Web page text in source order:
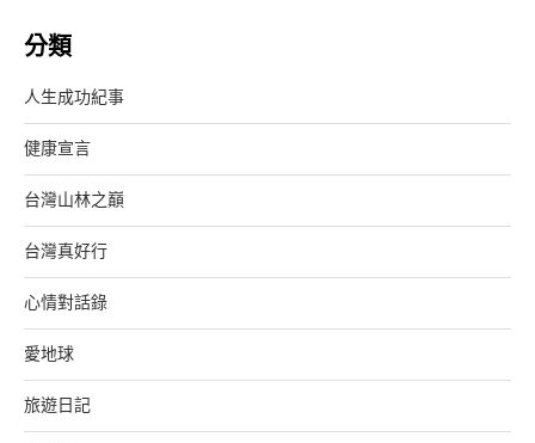
分類
人生成功紀事
健康宣言
台灣山林之巔
台灣真好行
心情對話錄
愛地球
旅遊日記